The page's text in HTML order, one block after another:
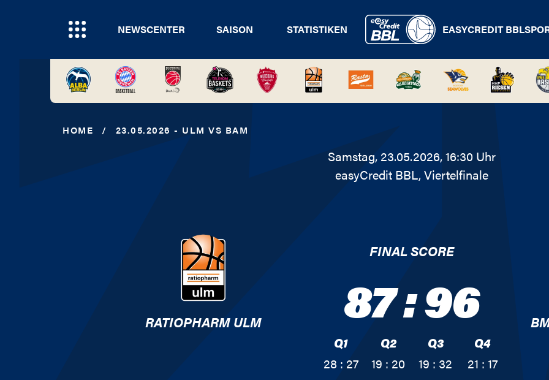
NEWSCENTER SAISON STATISTIKEN EASYCREDIT BBL
HOME / 23.05.2026 - ULM VS BAM
Samstag, 23.05.2026, 16:30 Uhr
easyCredit BBL, Viertelfinale
RATIOPHARM ULM
FINAL SCORE
87:96
Q1
28 : 27
Q2
19 : 20
Q3
19 : 32
Q4
21 : 17